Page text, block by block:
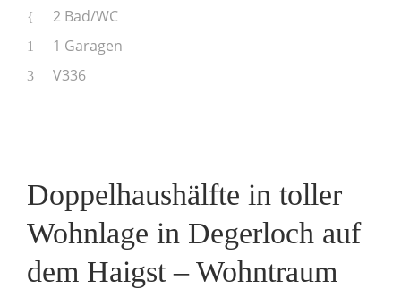
2 Bad/WC
1 Garagen
V336
Doppelhaushälfte in toller
Wohnlage in Degerloch auf
dem Haigst – Wohntraum